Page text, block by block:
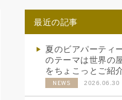
最近の記事
夏のビアパーティ
のテーマは世界の
をちょこっとご紹
NEWS 2026.06.30